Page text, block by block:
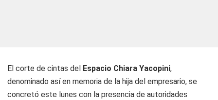
El corte de cintas del Espacio Chiara Yacopini,
denominado así en memoria de la hija del empresario, se
concretó este lunes con la presencia de autoridades